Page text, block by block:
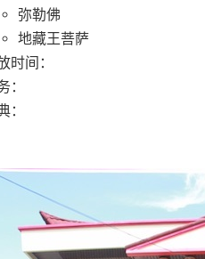
弥勒佛
地藏王菩萨
时间：
：
：